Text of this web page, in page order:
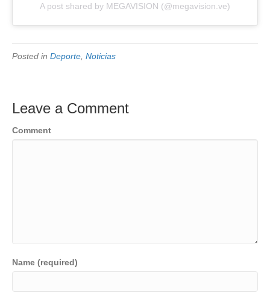
A post shared by MEGAVISION (@megavision.ve)
Posted in Deporte Noticias
Leave a Comment
Comment
Name (required)